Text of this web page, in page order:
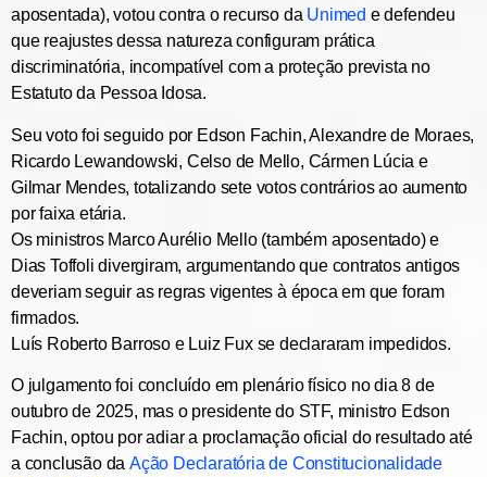
aposentada), votou contra o recurso da Unimed e defendeu
que reajustes dessa naturezaconfiguram prática
discriminatória, incompatível com a proteção prevista no
Estatuto da Pessoa Idosa.
Seu voto foi seguido por Edson Fachin, Alexandre de Moraes,
Ricardo Lewandowski, Celso de Mello, Cármen Lúcia e
Gilmar Mendes, totalizando sete votos contrários ao aumento
por faixa etária.
Os ministros Marco Aurélio Mello(também aposentado) e
Dias Toffoli divergiram, argumentando que contratos antigos
deveriam seguir as regras vigentes à época em que foram
firmados.
Luís Roberto Barroso e Luiz Fuxse declararam impedidos.
O julgamento foi concluído em plenário físico no dia8 de
outubro de 2025, mas o presidente do STF, ministro Edson
Fachin, optou por adiar a proclamação oficial do resultado até
a conclusão daAção Declaratória de Constitucionalidade